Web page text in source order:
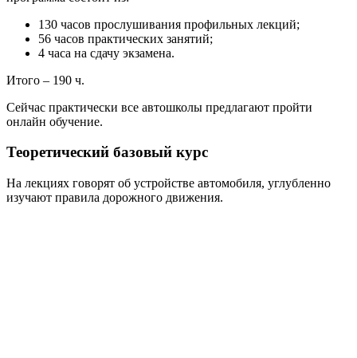
130 часов прослушивания профильных лекций;
56 часов практических занятий;
4 часа на сдачу экзамена.
Итого – 190 ч.
Сейчас практически все автошколы предлагают пройти
онлайн обучение.
Теоретический базовый курс
На лекциях говорят об устройстве автомобиля, углубленно
изучают правила дорожного движения.